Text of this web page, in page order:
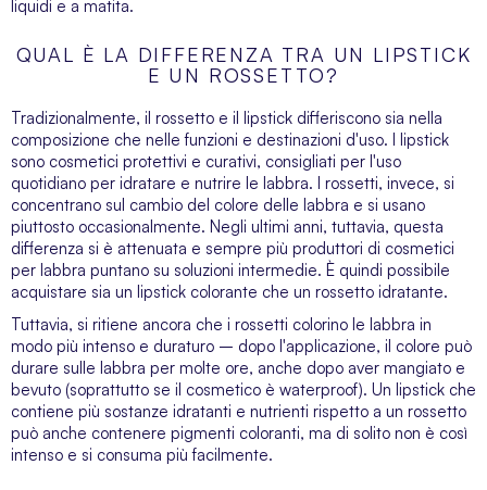
liquidi e a matita.
QUAL È LA DIFFERENZA TRA UN LIPSTICK
E UN ROSSETTO?
Tradizionalmente, il rossetto e il lipstick differiscono sia nella
composizione che nelle funzioni e destinazioni d'uso. I lipstick
sono cosmetici protettivi e curativi, consigliati per l'uso
quotidiano per idratare e nutrire le labbra. I rossetti, invece, si
concentrano sul cambio del colore delle labbra e si usano
piuttosto occasionalmente. Negli ultimi anni, tuttavia, questa
differenza si è attenuata e sempre più produttori di cosmetici
per labbra puntano su soluzioni intermedie. È quindi possibile
acquistare sia un lipstick colorante che un rossetto idratante.
Tuttavia, si ritiene ancora che i rossetti colorino le labbra in
modo più intenso e duraturo – dopo l'applicazione, il colore può
durare sulle labbra per molte ore, anche dopo aver mangiato e
bevuto (soprattutto se il cosmetico è waterproof). Un lipstick che
contiene più sostanze idratanti e nutrienti rispetto a un rossetto
può anche contenere pigmenti coloranti, ma di solito non è così
intenso e si consuma più facilmente.